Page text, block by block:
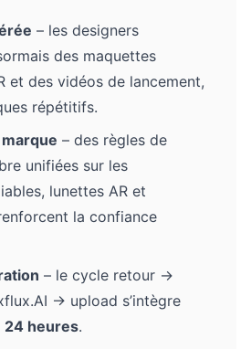
– les designers
des maquettes
et des vidéos de lancement,
répétitifs.
– des règles de
unifiées sur les
lunettes AR et
la confiance
– le cycle retour →
→ upload s’intègre
24 heures.